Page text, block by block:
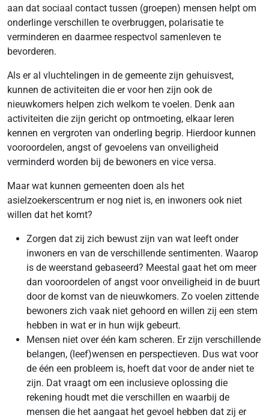
aan dat sociaal contact tussen (groepen) mensen helpt om
onderlinge verschillen te overbruggen, polarisatie te
verminderen en daarmee respectvol samenleven te
bevorderen.
Als er al vluchtelingen in de gemeente zijn gehuisvest,
kunnen de activiteiten die er voor hen zijn ook de
nieuwkomers helpen zich welkom te voelen. Denk aan
activiteiten die zijn gericht op ontmoeting, elkaar leren
kennen en vergroten van onderling begrip. Hierdoor kunnen
vooroordelen, angst of gevoelens van onveiligheid
verminderd worden bij de bewoners en vice versa.
Maar wat kunnen gemeenten doen als het
asielzoekerscentrum er nog niet is, en inwoners ook niet
willen dat het komt?
Zorgen dat zij zich bewust zijn van wat leeft onder
inwoners en van de verschillende sentimenten. Waarop
is de weerstand gebaseerd? Meestal gaat het om meer
dan vooroordelen of angst voor onveiligheid in de buurt
door de komst van de nieuwkomers. Zo voelen zittende
bewoners zich vaak niet gehoord en willen zij een stem
hebben in wat er in hun wijk gebeurt.
Mensen niet over één kam scheren. Er zijn verschillende
belangen, (leef)wensen en perspectieven. Dus wat voor
de één een probleem is, hoeft dat voor de ander niet te
zijn. Dat vraagt om een inclusieve oplossing die
rekening houdt met die verschillen en waarbij de
mensen die het aangaat het gevoel hebben dat zij er